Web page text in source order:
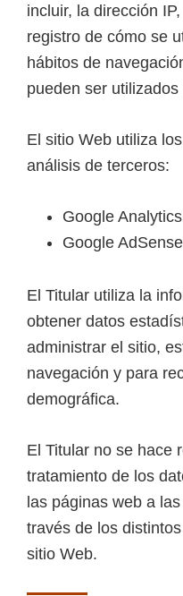
incluir, la dirección
registro de cómo se
hábitos de
pueden ser
El sitio Web utiliza
análisis de terceros:
Google
Google
El Titular utiliza la
obtener datos
administrar el sitio,
navegación y para
demográfica.
El Titular no se hace
tratamiento de los
las páginas web a
través de los
sitio Web.